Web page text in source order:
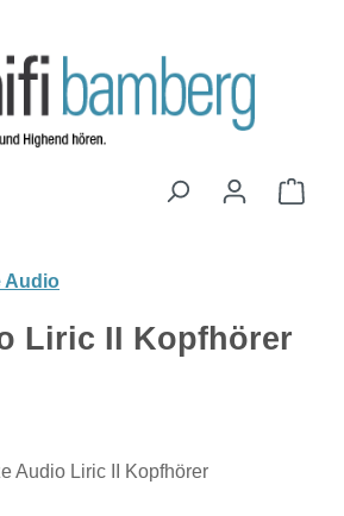
Audio
Liric II Kopfhörer